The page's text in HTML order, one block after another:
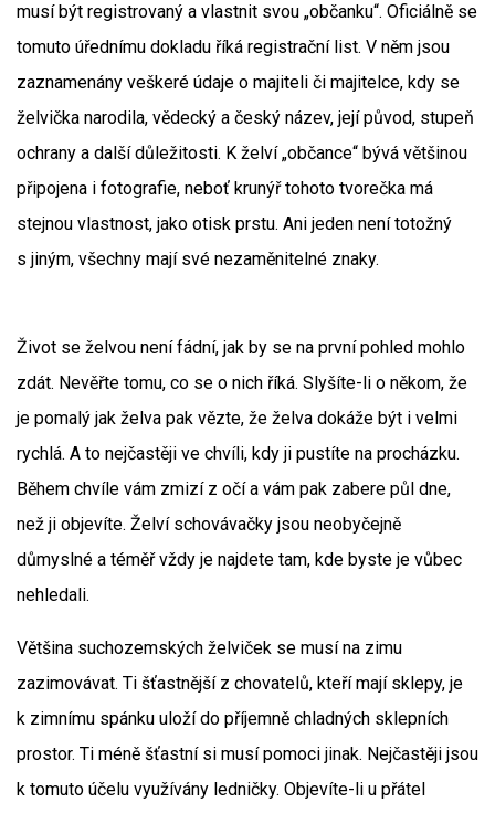
musí být registrovaný a vlastnit svou „občanku“. Oficiálně se
tomuto úřednímu dokladu říká registrační list. V něm jsou
zaznamenány veškeré údaje o majiteli či majitelce, kdy se
želvička narodila, vědecký a český název, její původ, stupeň
ochrany a další důležitosti. K želví „občance“ bývá většinou
připojena i fotografie, neboť krunýř tohoto tvorečka má
stejnou vlastnost, jako otisk prstu. Ani jeden není totožný
s jiným, všechny mají své nezaměnitelné znaky.
Život se želvou není fádní, jak by se na první pohled mohlo
zdát. Nevěřte tomu, co se o nich říká. Slyšíte-li o někom, že
je pomalý jak želva pak vězte, že želva dokáže být i velmi
rychlá. A to nejčastěji ve chvíli, kdy ji pustíte na procházku.
Během chvíle vám zmizí z očí a vám pak zabere půl dne,
než ji objevíte. Želví schovávačky jsou neobyčejně
důmyslné a téměř vždy je najdete tam, kde byste je vůbec
nehledali.
Většina suchozemských želviček se musí na zimu
zazimovávat. Ti šťastnější z chovatelů, kteří mají sklepy, je
k zimnímu spánku uloží do příjemně chladných sklepních
prostor. Ti méně šťastní si musí pomoci jinak. Nejčastěji jsou
k tomuto účelu využívány ledničky. Objevíte-li u přátel